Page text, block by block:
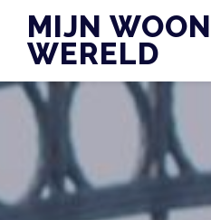
content
MIJN WOON
WERELD